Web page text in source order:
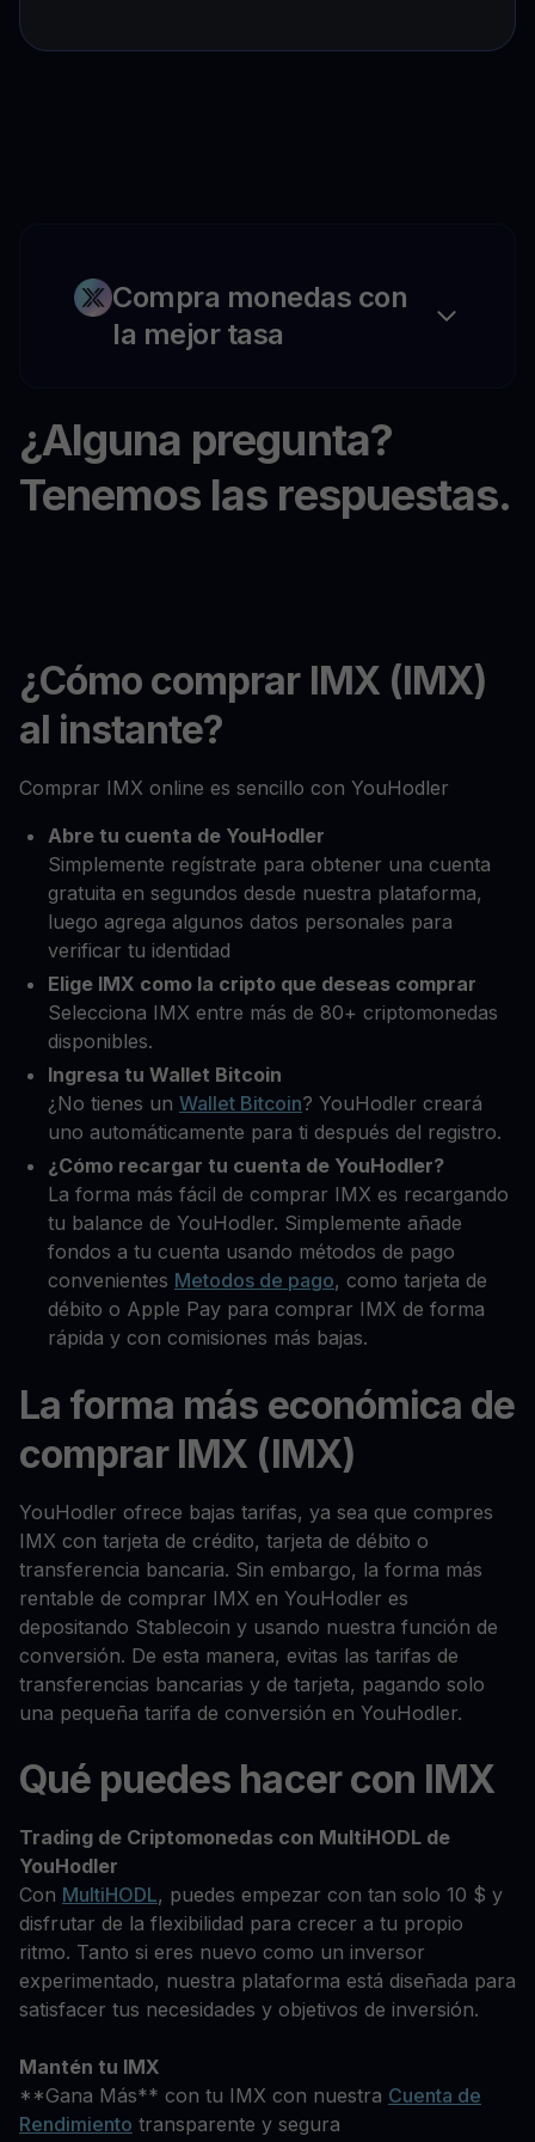
Compra monedas con
la mejor tasa
¿Alguna pregunta?
Tenemos las respuestas.
¿Cómo comprar IMX (IMX)
al instante?
Comprar IMX online es sencillo con YouHodler
Abre tu cuenta de YouHodler
Simplemente regístrate para obtener una cuenta
gratuita en segundos desde nuestra plataforma,
luego agrega algunos datos personales para
verificar tu identidad
Elige IMX como la cripto que deseas comprar
Selecciona IMX entre más de 80+ criptomonedas
disponibles.
Ingresa tu Wallet Bitcoin
¿No tienes un Wallet Bitcoin? YouHodler creará
uno automáticamente para ti después del registro.
¿Cómo recargar tu cuenta de YouHodler?
La forma más fácil de comprar IMX es recargando
tu balance de YouHodler. Simplemente añade
fondos a tu cuenta usando métodos de pago
convenientes Metodos de pago, como tarjeta de
débito o Apple Pay para comprar IMX de forma
rápida y con comisiones más bajas.
La forma más económica de
comprar IMX (IMX)
YouHodler ofrece bajas tarifas, ya sea que compres
IMX con tarjeta de crédito, tarjeta de débito o
transferencia bancaria. Sin embargo, la forma más
rentable de comprar IMX en YouHodler es
depositando Stablecoin y usando nuestra función de
conversión. De esta manera, evitas las tarifas de
transferencias bancarias y de tarjeta, pagando solo
una pequeña tarifa de conversión en YouHodler.
Qué puedes hacer con IMX
Trading de Criptomonedas con MultiHODL de
YouHodler
Con MultiHODL, puedes empezar con tan solo 10 $ y
disfrutar de la flexibilidad para crecer a tu propio
ritmo. Tanto si eres nuevo como un inversor
experimentado, nuestra plataforma está diseñada para
satisfacer tus necesidades y objetivos de inversión.
Mantén tu IMX
**Gana Más** con tu IMX con nuestra Cuenta de
Rendimiento transparente y segura